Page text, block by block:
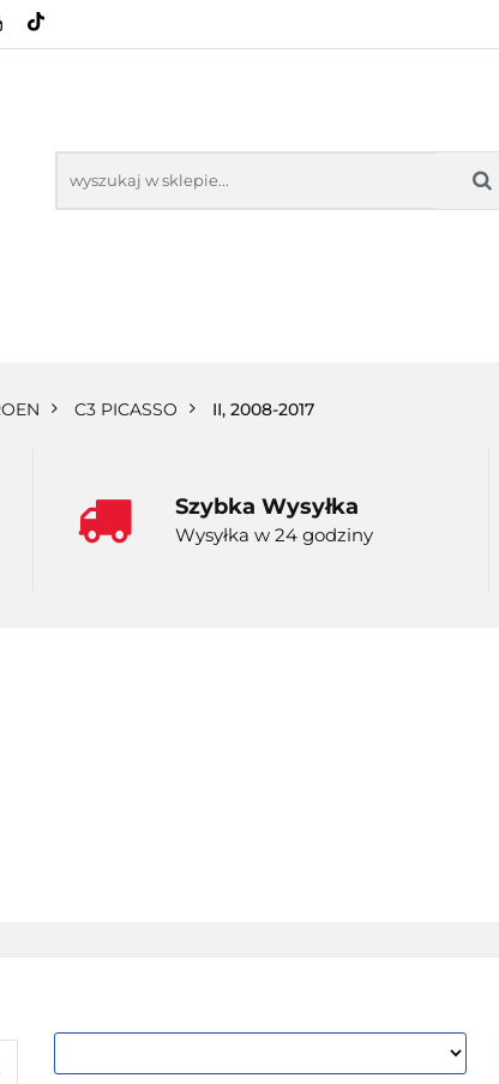
C3 PICASSO II, 2008-2017
Szybka Wysyłka
Wysyłka w 24 godziny